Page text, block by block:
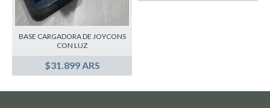
BASE CARGADORA DE JOYCONS
CON LUZ
$31.899 ARS